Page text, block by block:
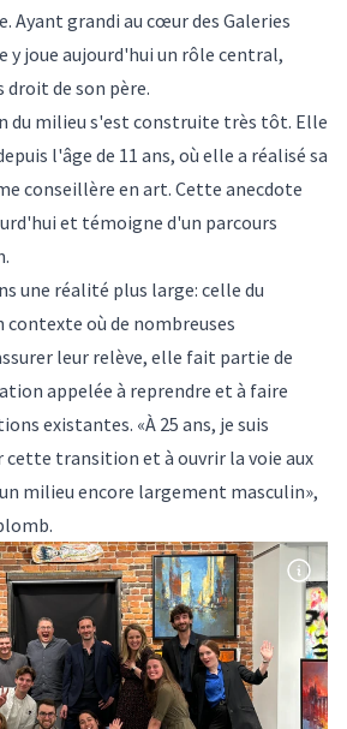
Ayant grandi au cœur des Galeries
y joue aujourd'hui un rôle central,
de son père.
du milieu s'est construite très tôt. Elle
l'âge de 11 ans, où elle a réalisé sa
conseillère en art. Cette anecdote
et témoigne d'un parcours
une réalité plus large: celle du
contexte où de nombreuses
leur relève, elle fait partie de
appelée à reprendre et à faire
existantes. «À 25 ans, je suis
cette transition et à ouvrir la voie aux
milieu encore largement masculin»,